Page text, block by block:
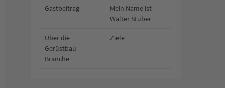
Gastbeitrag
Mein Name ist
Walter Stuber
Über die
Gerüstbau
Branche
Ziele